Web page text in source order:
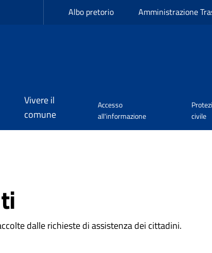
Albo pretorio Amministrazione
Vivere il
comune
Accesso
all'informazione
civile
dalle richieste di assistenza dei cittadini.